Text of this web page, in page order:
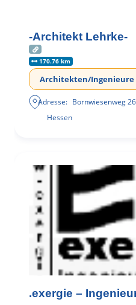
-Architekt Lehrke-
170.76 km
Architekten/Ingenieure
Adresse: Bornwiesenweg 26
Hessen
.exergie –